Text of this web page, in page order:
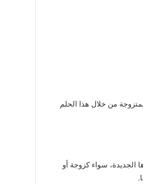
من خلال هذا الحلم
الجديدة، سواء كزوجة أو